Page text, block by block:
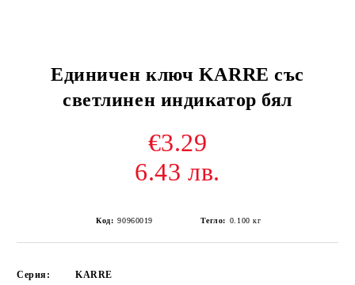
Единичен ключ KARRE със
светлинен индикатор бял
€3.29
6.43 лв.
Код: 90960019 Тегло: 0.100 кг
Серия:
KARRE